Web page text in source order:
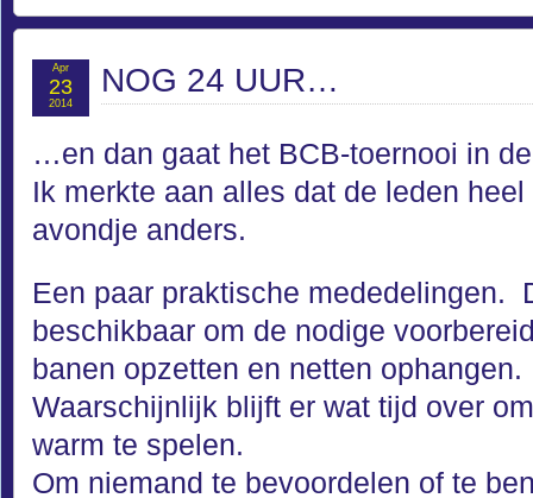
NOG 24 UUR…
Apr
23
2014
…en dan gaat het BCB-toernooi in
Ik merkte aan alles dat de leden
avondje anders.
Een paar praktische mededelingen.
beschikbaar om de nodige
banen opzetten en netten ophangen.
Waarschijnlijk blijft er wat tijd over
warm te spelen.
Om niemand te bevoordelen of te